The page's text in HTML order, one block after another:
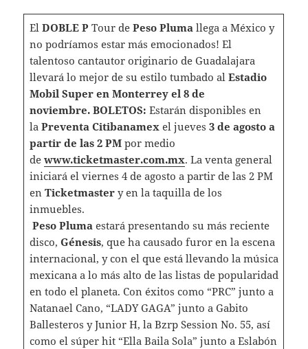
El DOBLE P Tour de Peso Pluma llega a México y
no podríamos estar más emocionados! El
talentoso cantautor originario de Guadalajara
llevará lo mejor de su estilo tumbado al Estadio
Mobil Super en Monterrey el 8 de
noviembre. BOLETOS: Estarán disponibles en
la Preventa Citibanamexel jueves 3 de agosto a
partir de las 2 PMpor medio
de www.ticketmaster.com.mx. La venta general
iniciará el viernes 4 de agosto a partir de las 2 PM
en Ticketmaster y en la taquilla de los
inmuebles.
Peso Pluma estará presentando su más reciente
disco, Génesis, que ha causado furor en la escena
internacional, y con el que está llevando la música
mexicana a lo más alto de las listas de popularidad
en todo el planeta. Con éxitos como “PRC” junto a
Natanael Cano, “LADY GAGA” junto a Gabito
Ballesteros y Junior H, la Bzrp Session No. 55, así
como el súper hit “Ella Baila Sola” junto a Eslabón